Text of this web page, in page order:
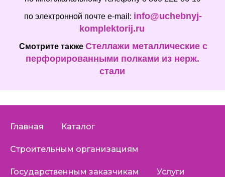
по электронной почте e-mail: info@uchebnyj-
komplektorij.ru
Смотрите также Стеллажи металлические с
перфорированными полками из нерж.
стали
Главная Каталог
Строительным организациям
Государственным заказчикам Услуги